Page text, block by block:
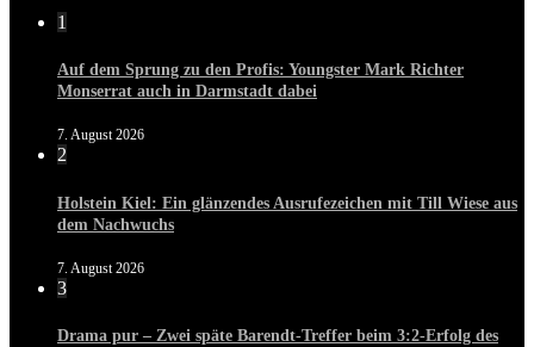
1
Auf dem Sprung zu den Profis: Youngster Mark Richter
Monserrat auch in Darmstadt dabei
7. August 2026
2
Holstein Kiel: Ein glänzendes Ausrufezeichen mit Till Wiese aus
dem Nachwuchs
7. August 2026
3
Drama pur – Zwei späte Barendt-Treffer beim 3:2-Erfolg des